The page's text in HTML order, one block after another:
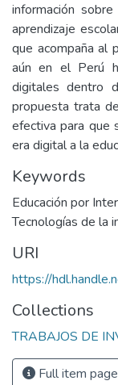
información
aprendizaje
que acompaña al
aún en el Perú
digitales dentro
propuesta trata
efectiva para que
era digital a la
Keywords
Educación por
Tecnologías de la
URI
https://
Collections
TRABAJOS DE
Full item page